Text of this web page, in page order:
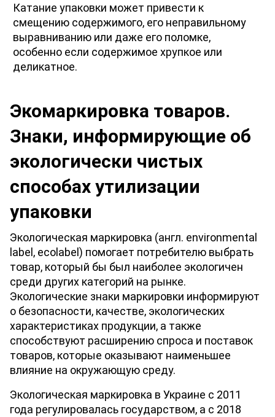
Катание упаковки может привести к
смещению содержимого, его неправильному
выравниванию или даже его поломке,
особенно если содержимое хрупкое или
деликатное.
Экомаркировка товаров.
Знаки, информирующие об
экологически чистых
способах утилизации
упаковки
Экологическая маркировка (англ. environmental
label, ecolabel) помогает потребителю выбрать
товар, который бы был наиболее экологичен
среди других категорий на рынке.
Экологические знаки маркировки информируют
о безопасности, качестве, экологических
характеристиках продукции, а также
способствуют расширению спроса и поставок
товаров, которые оказывают наименьшее
влияние на окружающую среду.
Экологическая маркировка в Украине с 2011
года регулировалась государством, а с 2018